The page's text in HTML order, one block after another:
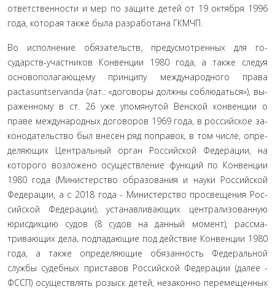
ответственности и мер по защите детей от 19 ок­тября 1996
года, которая также была разработана ГКМЧП.
Во исполнение обязательств, предусмотренных для го-
сударств-участников Конвенции 1980 года, а также следуя
основополагающему принципу международного права
pactasuntservanda (лат.: «договоры должны соблюдаться»), вы­
раженному в ст. 26 уже упомянутой Венской конвенции о
праве международных договоров 1969 года, в российское за­
конодательство был внесен ряд поправок, в том числе, опре­
деляющих Центральный орган Российской Федерации, на
которого возложено осуществление функций по Конвенции
1980 года (Министерство образования и науки Российской
Федерации, а с 2018 года - Министерство просвещения Рос­
сийской Федерации), устанавливающих централизованную
юрисдикцию судов (8 судов на данный момент), рассма­
тривающих дела, подпадающие под действие Конвенции 1980
года, а также определяющие обязанность Федеральной
службы судебных приставов Российской Федерации (далее -
ФССП) осуществлять розыск детей, незаконно перемещен­ных